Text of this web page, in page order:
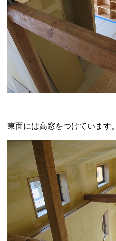
東面には高窓をつけています。